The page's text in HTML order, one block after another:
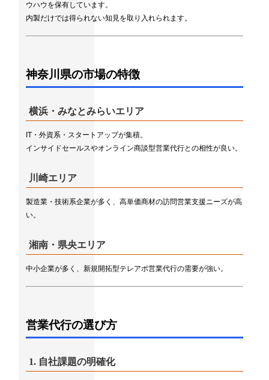
ウハウを保有しています。
内製だけでは得られない知見を取り入れられます。
神奈川県の市場の特徴
横浜・みなとみらいエリア
IT・外資系・スタートアップが集積。
インサイドセールスやオンライン商談型営業代行との相性が良い。
川崎エリア
製造業・技術系企業が多く、高単価商材の訪問営業支援ニーズが高
い。
湘南・県央エリア
中小企業が多く、新規開拓型テレアポ営業代行の需要が強い。
営業代行の選び方
1. 自社課題の明確化